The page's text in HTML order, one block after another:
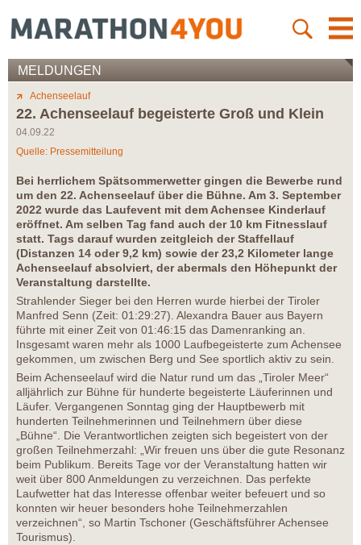
MELDUNGEN
Achenseelauf
22. Achenseelauf begeisterte Groß und Klein
04.09.22
Quelle: Pressemitteilung
Bei herrlichem Spätsommerwetter gingen die Bewerbe rund
um den 22. Achenseelauf über die Bühne. Am 3. September
2022 wurde das Laufevent mit dem Achensee Kinderlauf
eröffnet. Am selben Tag fand auch der 10 km Fitnesslauf
statt. Tags darauf wurden zeitgleich der Staffellauf
(Distanzen 14 oder 9,2 km) sowie der 23,2 Kilometer lange
Achenseelauf absolviert, der abermals den Höhepunkt der
Veranstaltung darstellte.
Strahlender Sieger bei den Herren wurde hierbei der Tiroler
Manfred Senn (Zeit: 01:29:27). Alexandra Bauer aus Bayern
führte mit einer Zeit von 01:46:15 das Damenranking an.
Insgesamt waren mehr als 1000 Laufbegeisterte zum Achensee
gekommen, um zwischen Berg und See sportlich aktiv zu sein.
Beim Achenseelauf wird die Natur rund um das „Tiroler Meer“
alljährlich zur Bühne für hunderte begeisterte Läuferinnen und
Läufer. Vergangenen Sonntag ging der Hauptbewerb mit
hunderten Teilnehmerinnen und Teilnehmern über diese
„Bühne“. Die Verantwortlichen zeigten sich begeistert von der
großen Teilnehmerzahl: „Wir freuen uns über die gute Resonanz
beim Publikum. Bereits Tage vor der Veranstaltung hatten wir
weit über 800 Anmeldungen zu verzeichnen. Das perfekte
Laufwetter hat das Interesse offenbar weiter befeuert und so
konnten wir heuer besonders hohe Teilnehmerzahlen
verzeichnen“, so Martin Tschoner (Geschäftsführer Achensee
Tourismus).